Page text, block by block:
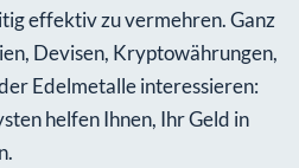
effektiv zu vermehren. Ganz
Devisen, Kryptowährungen,
Edelmetalle interessieren:
helfen Ihnen, Ihr Geld in